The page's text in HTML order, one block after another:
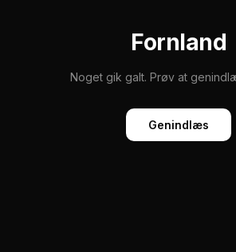
Fornland
Noget gik galt. Prøv at
Genindlæs